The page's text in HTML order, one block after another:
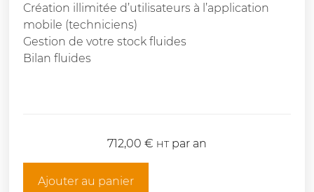
Création illimitée d’utilisateurs à l’application
mobile (techniciens)
Gestion de votre stock fluides
Bilan fluides
712,00 € HT par an
Ajouter au panier